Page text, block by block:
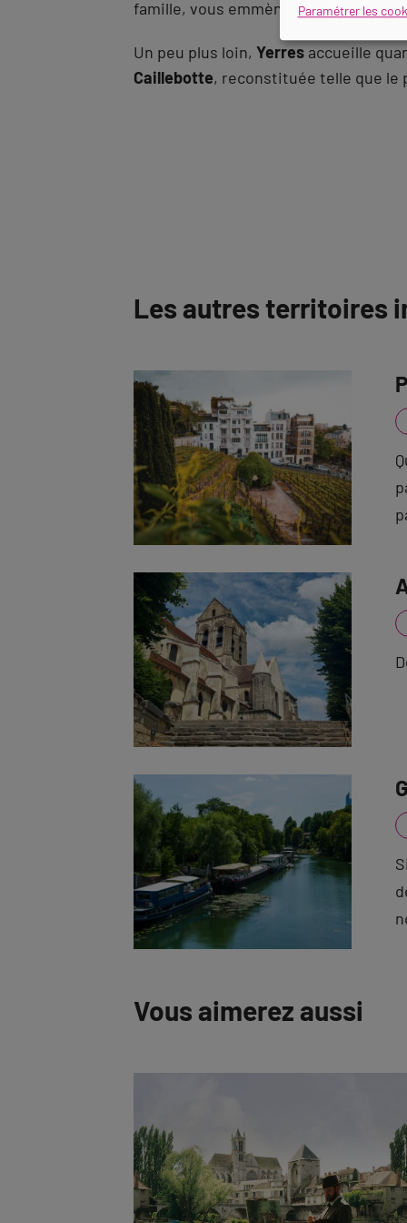
famille, vous emmène à la découverte
Un peu plus loin, Yerres accueille
Caillebotte, reconstituée telle que le
Les autres territoires
Vous aimerez aussi
Paramétrer les